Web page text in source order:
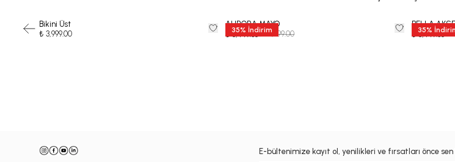
Bikini Üst
₺ 3,999.00
35% İndirim
AURORA MAYO
₺ 8,449.35₺ 12,999.00 35%
BELLA
₺ 8,449.35₺
E-bültenimize kayıt ol, yenilikleri ve fırsatları önce